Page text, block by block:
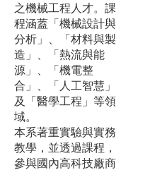
之機械工程人才。課
程涵蓋「機械設計與
分析」、「材料與製
造」、「熱流與能
源」、「機電整
合」、「人工智慧」
及「醫學工程」等領
域。
本系著重實驗與實務
教學，並透過課程，
參與國內高科技廠商